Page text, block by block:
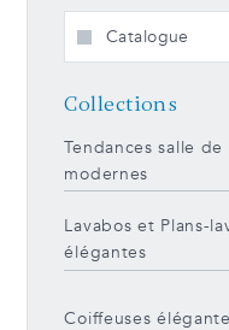
Catalogue
Collections
Tendances salle
modernes
Lavabos et Plans-
élégantes
Coiffeuses